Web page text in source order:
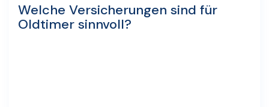
Welche Versicherungen sind für
Oldtimer sinnvoll?